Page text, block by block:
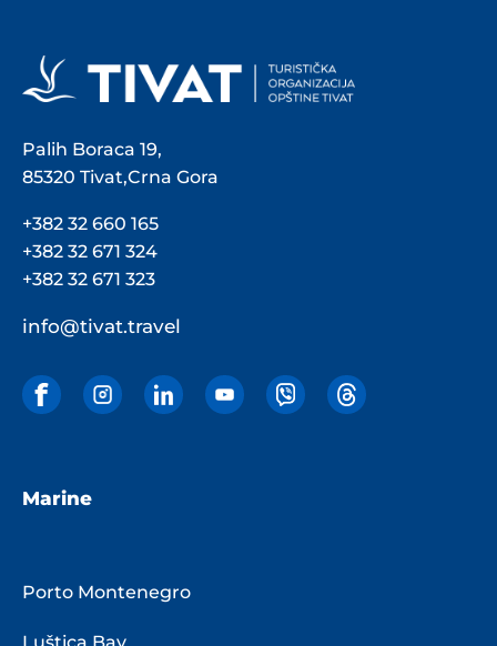
Palih Boraca 19,
85320 Tivat,Crna Gora
+382 32 660 165
+382 32 671 324
+382 32 671 323
info@tivat.travel
Marine
Porto Montenegro